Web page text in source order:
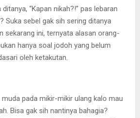
“Kapan nikah?!” pas lebaran
Suka sebel gak sih sering ditanya
sekarang ini, ternyata alasan orang-
hanya soal jodoh yang belum
oleh ketakutan.
pada mikir-mikir ulang kalo mau
Bisa gak sih nantinya bahagia?